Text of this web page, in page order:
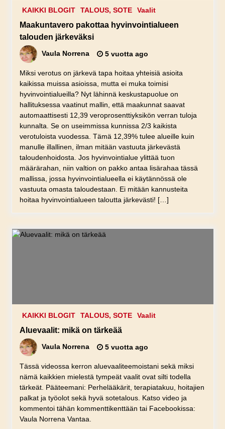
KAIKKI BLOGIT TALOUS, SOTE Vaalit
Maakuntavero pakottaa hyvinvointialueen
talouden järkeväksi
Vaula Norrena 5 vuotta ago
Miksi verotus on järkevä tapa hoitaa yhteisiä asioita
kaikissa muissa asioissa, mutta ei muka toimisi
hyvinvointialueilla? Nyt lähinnä keskustapuolue on
hallituksessa vaatinut mallin, että maakunnat saavat
automaattisesti 12,39 veroprosenttiyksikön verran tuloja
kunnalta. Se on useimmissa kunnissa 2/3 kaikista
verotuloista vuodessa. Tämä 12,39% tulee alueille kuin
manulle illallinen, ilman mitään vastuuta järkevästä
taloudenhoidosta. Jos hyvinvointialue ylittää tuon
määrärahan, niin valtion on pakko antaa lisärahaa tässä
mallissa, jossa hyvinvointialueella ei käytännössä ole
vastuuta omasta taloudestaan. Ei mitään kannusteita
hoitaa hyvinvointialueen taloutta järkevästi! […]
KAIKKI BLOGIT TALOUS, SOTE Vaalit
Aluevaalit: mikä on tärkeää
Vaula Norrena 5 vuotta ago
Tässä videossa kerron aluevaaliteemoistani sekä miksi
nämä kaikkien mielestä tympeät vaalit ovat silti todella
tärkeät. Pääteemani: Perhelääkärit, terapiatakuu, hoitajien
palkat ja työolot sekä hyvä sotetalous. Katso video ja
kommentoi tähän kommenttikenttään tai Facebookissa:
Vaula Norrena Vantaa.